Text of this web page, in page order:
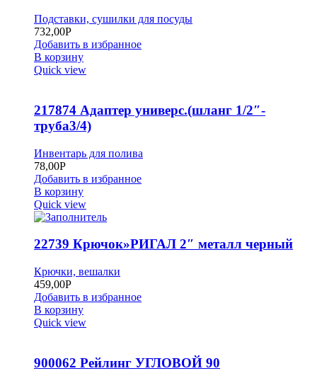
Подставки, сушилки для посуды
732,00Р
Добавить в избранное
В корзину
Quick view
217874 Адаптер универс.(шланг 1/2″-
труба3/4)
Инвентарь для полива
78,00Р
Добавить в избранное
В корзину
Quick view
22739 Крючок»РИГАЛ 2″ металл черный
Крючки, вешалки
459,00Р
Добавить в избранное
В корзину
Quick view
900062 Рейлинг УГЛОВОЙ 90